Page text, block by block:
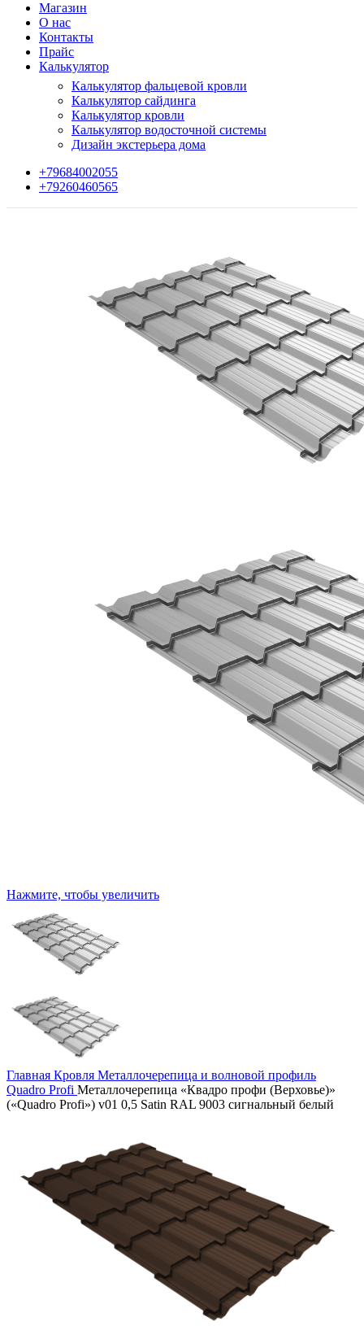
Магазин
О нас
Контакты
Прайс
Калькулятор
Калькулятор фальцевой кровли
Калькулятор сайдинга
Калькулятор кровли
Калькулятор водосточной системы
Дизайн экстерьера дома
+79684002055
+79260460565
Нажмите, чтобы увеличить
Главная Кровля Металлочерепица и волновой профиль
Quadro Profi Металлочерепица «Квадро профи (Верховье)»
(«Quadro Profi») v01 0,5 Satin RAL 9003 сигнальный белый